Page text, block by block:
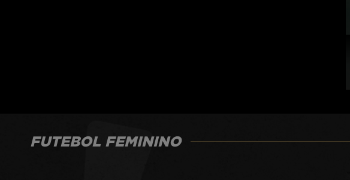
FUTEBOL FEMININO